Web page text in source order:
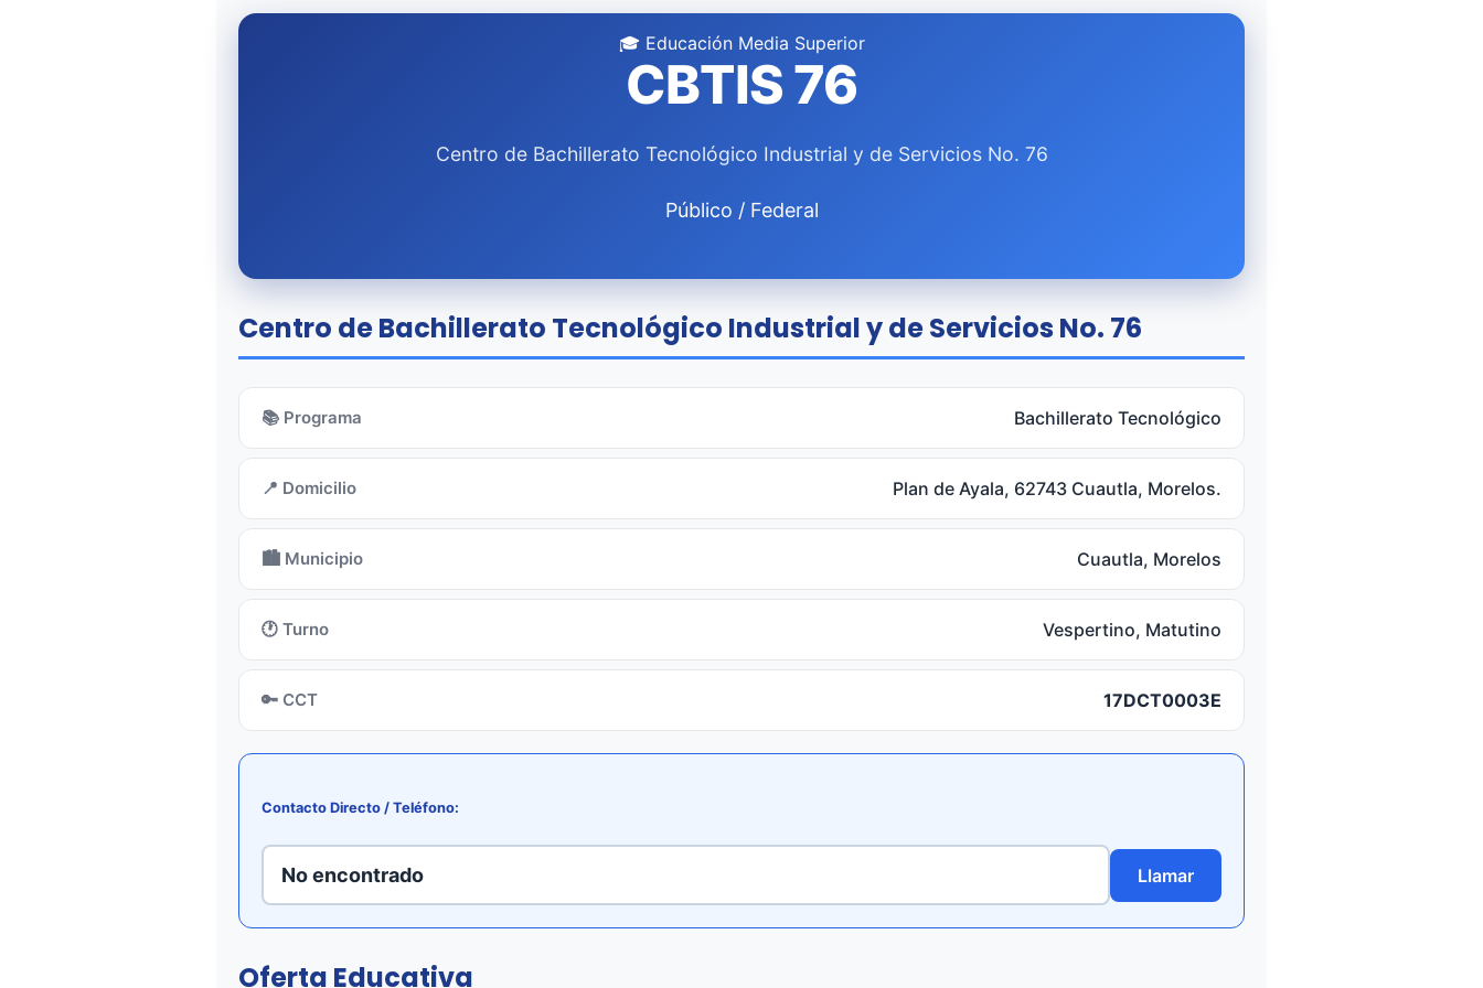
🎓 Educación Media Superior
CBTIS 76
Centro de Bachillerato Tecnológico Industrial y de Servicios No. 76
Público / Federal
Centro de Bachillerato Tecnológico Industrial y de Servicios No. 76
📚 Programa Bachillerato Tecnológico
📍 Domicilio Plan de Ayala, 62743 Cuautla, Morelos.
🏙️ Municipio Cuautla, Morelos
🕐 Turno Vespertino, Matutino
🔑 CCT 17DCT0003E
Contacto Directo / Teléfono:
No encontrado Llamar
Oferta Educativa